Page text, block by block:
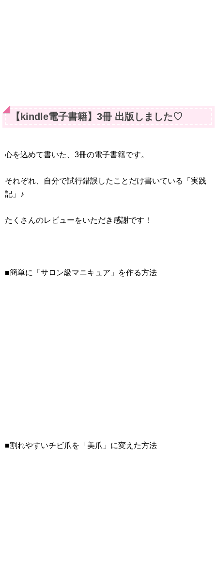
【kindle電子書籍】3冊 出版しました♡
心を込めて書いた、3冊の電子書籍です。
それぞれ、自分で試行錯誤したことだけ書いている「実践
記」♪
たくさんのレビューをいただき感謝です！
■簡単に「サロン級マニキュア」を作る方法
■割れやすいチビ爪を「美爪」に変えた方法